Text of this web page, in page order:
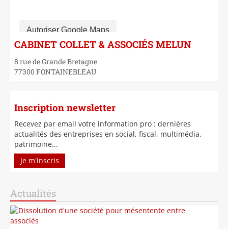
Autoriser Google Maps
CABINET COLLET & ASSOCIÉS MELUN
8 rue de Grande Bretagne
77300FONTAINEBLEAU
Inscription newsletter
Recevez par email votre information pro : dernières
actualités des entreprises en social, fiscal, multimédia,
patrimoine...
Je m'inscris
Actualités